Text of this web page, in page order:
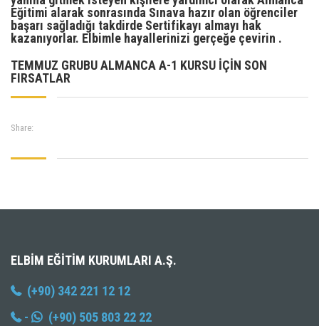
Eğitimi alarak sonrasında Sınava hazır olan öğrenciler
başarı sağladığı takdirde Sertifikayı almayı hak
kazanıyorlar. Elbimle hayallerinizi gerçeğe çevirin .
TEMMUZ GRUBU ALMANCA A-1 KURSU İÇİN SON
FIRSATLAR
Share:
ELBIM EĞITIM KURUMLARI A.Ş.
(+90) 342 221 12 12
-
(+90) 505 803 22 22